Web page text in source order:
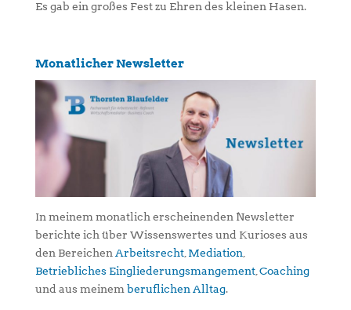
Es gab ein großes Fest zu Ehren des kleinen Hasen.
Monatlicher Newsletter
In meinem monatlich erscheinenden Newsletter
berichte ich über Wissenswertes und Kurioses aus
den Bereichen Arbeitsrecht, Mediation
Betriebliches Eingliederungsmangement, Coaching
und aus meinem beruflichen Alltag.